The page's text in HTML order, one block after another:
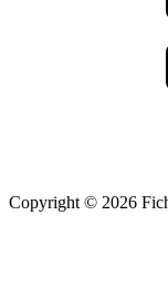
Copyright © 2026